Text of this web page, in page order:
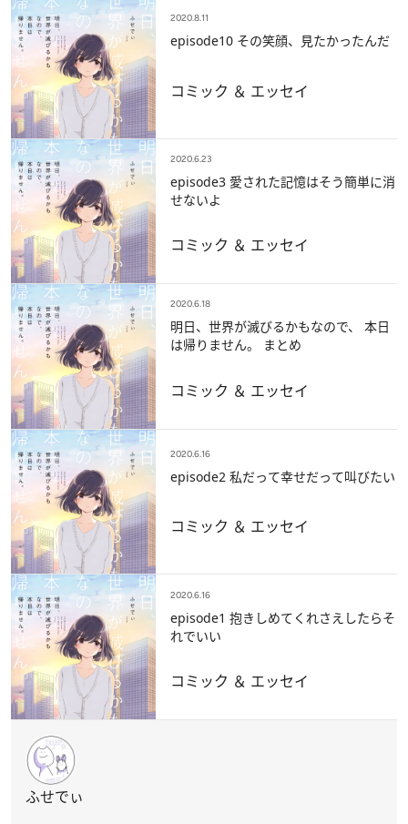
2020.8.11
episode10 その笑顔、見たかったんだ
コミック ＆ エッセイ
2020.6.23
episode3 愛された記憶はそう簡単に消
せないよ
コミック ＆ エッセイ
2020.6.18
明日、世界が滅びるかもなので、 本日
は帰りません。 まとめ
コミック ＆ エッセイ
2020.6.16
episode2 私だって幸せだって叫びたい
コミック ＆ エッセイ
2020.6.16
episode1 抱きしめてくれさえしたらそ
れでいい
コミック ＆ エッセイ
ふせでぃ